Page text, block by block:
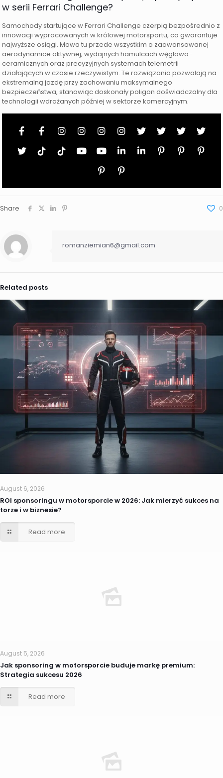
w serii Ferrari Challenge?
Samochody startujące w Ferrari Challenge czerpią bezpośrednio z
innowacji wypracowanych w królowej motorsportu, co gwarantuje
najwyższe osiągi. Mowa tu przede wszystkim o zaawansowanej
aerodynamice aktywnej, wydajnych hamulcach węglowo-
ceramicznych oraz precyzyjnych systemach telemetrii
działających w czasie rzeczywistym. Te rozwiązania pozwalają na
ekstremalną jazdę przy zachowaniu maksymalnego
bezpieczeństwa, stanowiąc doskonały poligon doświadczalny dla
technologii wdrażanych później w sektorze komercyjnym.
Share 0
romanziemian6@gmail.com
Related posts
August 6, 2026
ROI sponsoringu w motorsporcie w 2026: Jak mierzyć sukces na
torze i w biznesie?
Read more
August 5, 2026
Jak sponsoring w motorsporcie buduje markę premium:
Strategia sukcesu 2026
Read more